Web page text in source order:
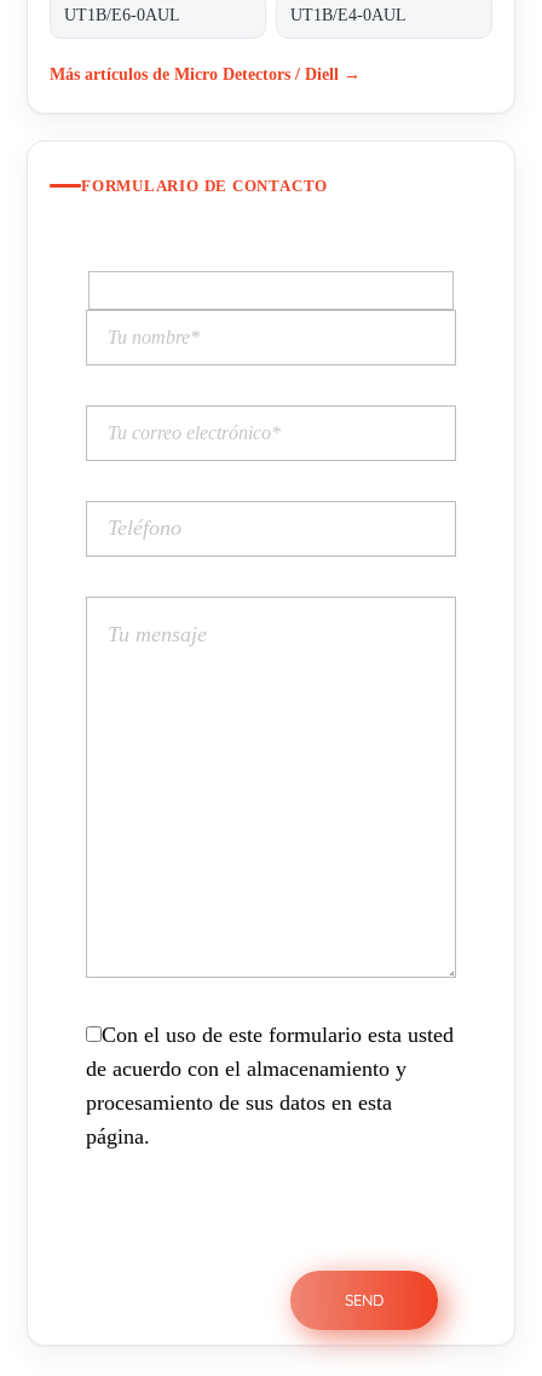
UT1B/E6-0AUL UT1B/E4-0AUL
Más artículos de Micro Detectors / Diell →
FORMULARIO DE CONTACTO
Con el uso de este formulario esta usted
de acuerdo con el almacenamiento y
procesamiento de sus datos en esta
página.